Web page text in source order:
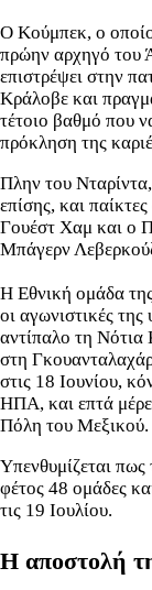
Ο Κούμπεκ, ο
πρώην αρχηγό του
επιστρέψει στην
Κράλοβε και
τέτοιο βαθμό που
πρόκληση της
Πλην του
επίσης, και
Γουέστ Χαμ και ο
Μπάγερν
Η Εθνική ομάδα
οι αγωνιστικές
αντίπαλο τη Νότια
στη
στις 18 Ιουνίου,
ΗΠΑ, και επτά
Πόλη του Μεξικού.
Υπενθυμίζεται
φέτος 48 ομάδες
τις 19 Ιουλίου.
Η αποστολή